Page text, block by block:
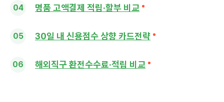
명품 고액결제 적립·할부 비교
30일 내 신용점수 상향 카드전략
해외직구 환전수수료·적립 비교